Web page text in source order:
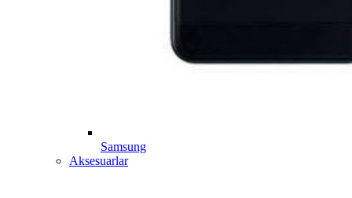
Samsung
Aksesuarlar